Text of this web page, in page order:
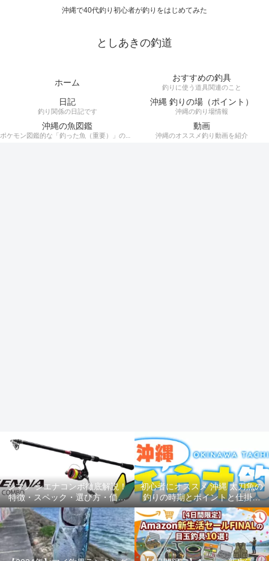
沖縄で40代釣り初心者が釣りをはじめてみた
としあきの釣道
ホーム おすすめの釣具
釣りに使う道具関連のこと
日記
釣り関係の日記です
沖縄 釣りの場（ポイント）
沖縄の釣り場情報
沖縄の魚図鑑
ポケモン図鑑的な「釣った魚（重要）」の記録。
動画
沖縄のオススメ釣り動画を紹介
シマノ シエナコンボ徹底解説！
特徴・スペック・選び方・価格
を完全網羅
初心者にオススメ 沖縄 太刀魚の
釣りの時期とポイントと仕掛け
ルアー釣り